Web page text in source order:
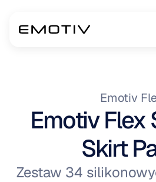
Emotiv
Emotiv Flex
Skirt
Zestaw 34